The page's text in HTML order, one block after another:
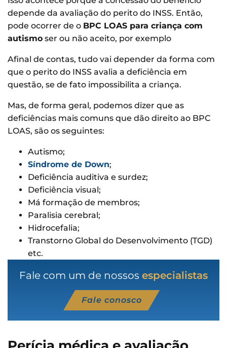
depende da avaliação do perito do INSS. Então,
pode ocorrer de o BPC LOAS para criança com
autismo ser ou não aceito, por exemplo
Afinal de contas, tudo vai depender da forma com
que o perito do INSS avalia a deficiência em
questão, se de fato impossibilita a criança.
Mas, de forma geral, podemos dizer que as
deficiências mais comuns que dão direito ao BPC
LOAS, são os seguintes:
Autismo;
Síndrome de Down;
Deficiência auditiva e surdez;
Deficiência visual;
Má formação de membros;
Paralisia cerebral;
Hidrocefalia;
Transtorno Global do Desenvolvimento (TGD)
etc.
Fale com um de nossos especialistas
Fale conosco